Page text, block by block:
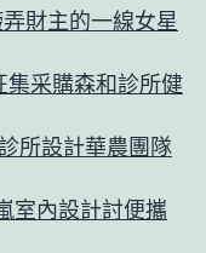
財主的一線女星
集采購森和診所健
所設計華農團隊
室內設計討便攜